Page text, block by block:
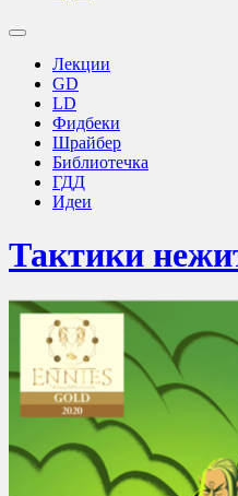
Переключить
поискаЛекции
GD
LD
Фидбеки
Шрайбер
Библиотечка
ГДД
Идеи
Тактики